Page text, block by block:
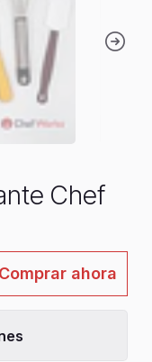
Chef
Comprar ahora